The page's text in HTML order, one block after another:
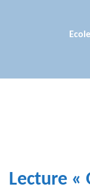
Lecture «